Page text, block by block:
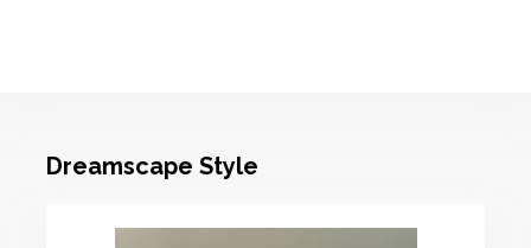
Dreamscape Style